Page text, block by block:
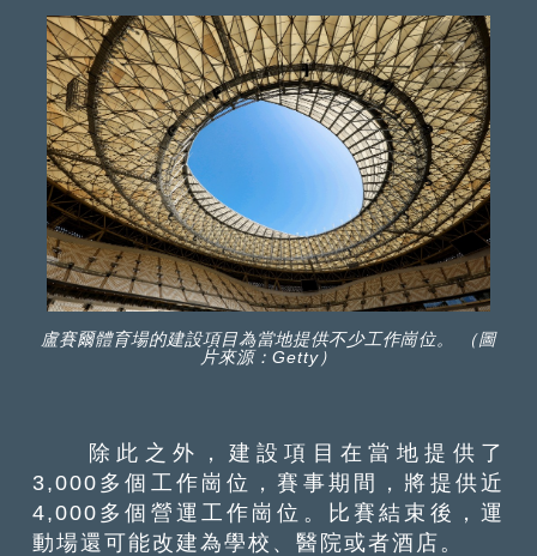
盧賽爾體育場的建設項目為當地提供不少工作崗位。 （圖
片來源：Getty）
除此之外，建設項目在當地提供了
3,000多個工作崗位，賽事期間，將提供近
4,000多個營運工作崗位。比賽結束後，運
動場還可能改建為學校、醫院或者酒店。